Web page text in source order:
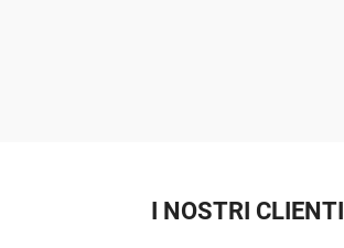
I NOSTRI CLIENTI